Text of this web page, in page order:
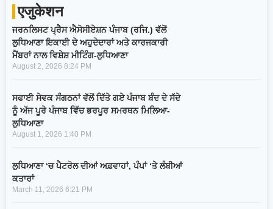
एजुकेशन
ਜਰਨਲਿਸਟ ਪ੍ਰੈਸ ਐਸੋਸੀਏਸ਼ਨ ਪੰਜਾਬ (ਰਜਿ.) ਵੱਲੋਂ
ਲੁਧਿਆਣਾ ਇਕਾਈ ਦੇ ਅਹੁਦੇਦਾਰਾਂ ਅਤੇ ਕਾਰਜਕਾਰੀ
ਮੈਂਬਰਾਂ ਨਾਲ ਵਿਸ਼ੇਸ਼ ਮੀਟਿੰਗ-ਲੁਧਿਆਣਾ
August 2, 2026 8:24 PM
ਸਫਾਈ ਸੇਵਕ ਸੰਗਠਨਾਂ ਵੱਲੋਂ ਦਿੱਤੇ ਗਏ ਪੰਜਾਬ ਬੰਦ ਦੇ ਸੱਦੇ
ਨੂੰ ਅੱਜ ਪੂਰੇ ਪੰਜਾਬ ਵਿੱਚ ਭਰਪੂਰ ਸਮਰਥਨ ਮਿਲਿਆ-
ਲੁਧਿਆਣਾ
August 1, 2026 1:40 PM
ਲੁਧਿਆਣਾ ‘ਚ ਪੈਟਰੋਲ ਦੀਆਂ ਅਫ਼ਵਾਹਾਂ, ਪੰਪਾਂ ‘ਤੇ ਲੰਬੀਆਂ
ਕਤਾਰਾਂ
March 11, 2026 6:21 PM